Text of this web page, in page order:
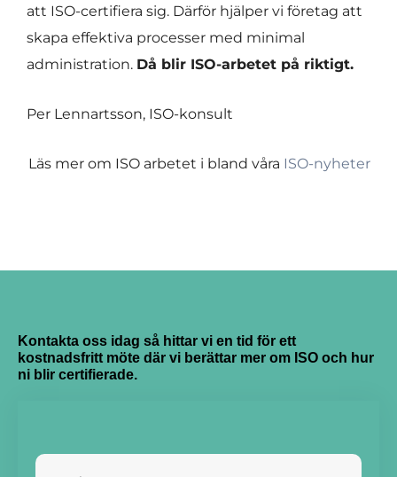
att ISO-certifiera sig. Därför hjälper vi företag att
skapa effektiva processer med minimal
administration. Då blir ISO-arbetet på riktigt.
Per Lennartsson, ISO-konsult
Läs mer om ISO arbetet i bland våra ISO-nyheter
Kontakta oss idag så hittar vi en tid för ett
kostnadsfritt möte där vi berättar mer om ISO och hur
ni blir certifierade.